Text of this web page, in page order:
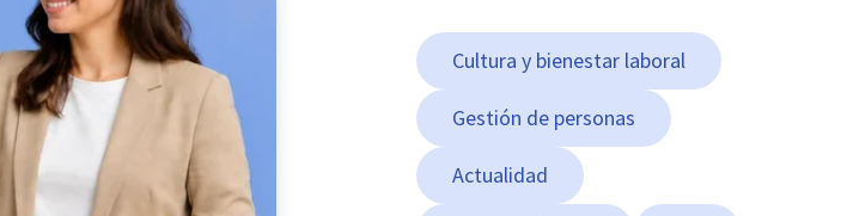
Cultura y bienestar laboral
Gestión de personas
Actualidad